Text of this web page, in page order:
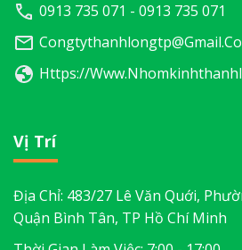
0913 735 071 - 0913 735 071
Https://
Vị Trí
Địa Chỉ: 483/27 Lê Văn Quới,
Quận Bình Tân, TP Hồ Chí Minh